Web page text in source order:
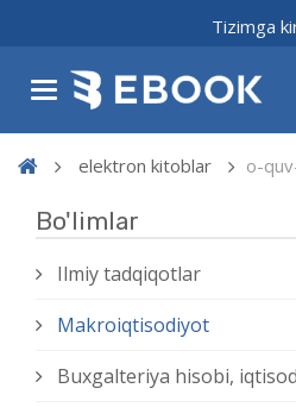
Tizimga
elektron kitoblar o-
Bo'limlar
Ilmiy tadqiqotlar
Makroiqtisodiyot
Buxgalteriya hisobi,